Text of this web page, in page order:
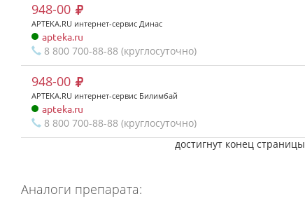
948-00
APTEKA.RU интернет-сервис Динас
apteka.ru
8 800 700-88-88 (круглосуточно)
948-00
APTEKA.RU интернет-сервис Билимбай
apteka.ru
8 800 700-88-88 (круглосуточно)
достигнут конец страницы
Аналоги препарата: